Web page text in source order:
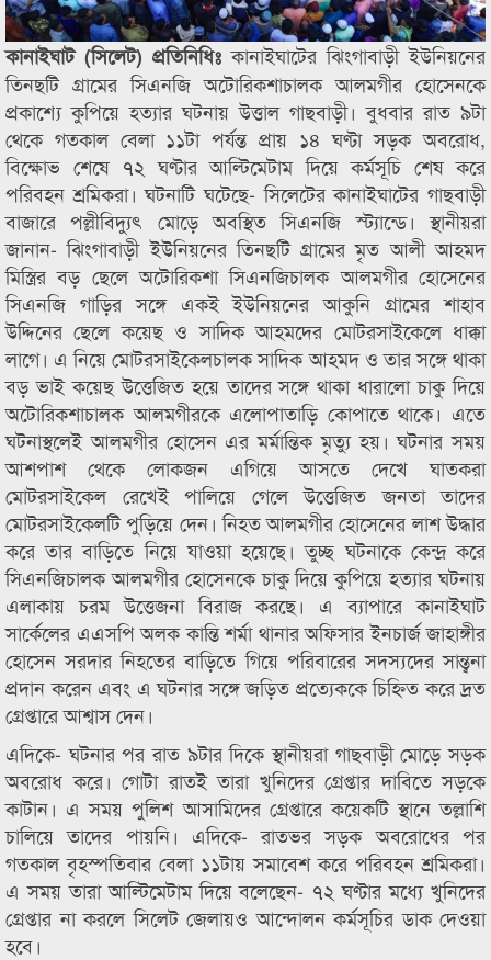
কানাইঘাট (সিলেট) প্রতিনিধিঃকানাইঘাটের ঝিংগাবাড়ী ইউনিয়নের
তিনছটি গ্রামের সিএনজি অটোরিকশাচালক আলমগীর হোসেনকে
প্রকাশ্যে কুপিয়ে হত্যার ঘটনায় উত্তাল গাছবাড়ী। বুধবার রাত ৯টা
থেকে গতকাল বেলা ১১টা পর্যন্ত প্রায় ১৪ ঘণ্টা সড়ক অবরোধ,
বিক্ষোভ শেষে ৭২ ঘণ্টার আল্টিমেটাম দিয়ে কর্মসূচি শেষ করে
পরিবহন শ্রমিকরা। ঘটনাটি ঘটেছে- সিলেটের কানাইঘাটের গাছবাড়ী
বাজারে পল্লীবিদ্যুৎ মোড়ে অবস্থিত সিএনজি স্ট্যান্ডে। স্থানীয়রা
জানান- ঝিংগাবাড়ী ইউনিয়নের তিনছটি গ্রামের মৃত আলী আহমদ
মিস্ত্রির বড় ছেলে অটোরিকশা সিএনজিচালক আলমগীর হোসেনের
সিএনজি গাড়ির সঙ্গে একই ইউনিয়নের আকুনি গ্রামের শাহাব
উদ্দিনের ছেলে কয়েছ ও সাদিক আহমদের মোটরসাইকেলে ধাক্কা
লাগে। এ নিয়ে মোটরসাইকেলচালক সাদিক আহমদ ও তার সঙ্গে থাকা
বড় ভাই কয়েছ উত্তেজিত হয়ে তাদের সঙ্গে থাকা ধারালো চাকু দিয়ে
অটোরিকশাচালক আলমগীরকে এলোপাতাড়ি কোপাতে থাকে। এতে
ঘটনাস্থলেই আলমগীর হোসেন এর মর্মান্তিক মৃত্যু হয়। ঘটনার সময়
আশপাশ থেকে লোকজন এগিয়ে আসতে দেখে ঘাতকরা
মোটরসাইকেল রেখেই পালিয়ে গেলে উত্তেজিত জনতা তাদের
মোটরসাইকেলটি পুড়িয়ে দেন। নিহত আলমগীর হোসেনের লাশ উদ্ধার
করে তার বাড়িতে নিয়ে যাওয়া হয়েছে। তুচ্ছ ঘটনাকে কেন্দ্র করে
সিএনজিচালক আলমগীর হোসেনকে চাকু দিয়ে কুপিয়ে হত্যার ঘটনায়
এলাকায় চরম উত্তেজনা বিরাজ করছে। এ ব্যাপারে কানাইঘাট
সার্কেলের এএসপি অলক কান্তি শর্মা থানার অফিসার ইনচার্জ জাহাঙ্গীর
হোসেন সরদার নিহতের বাড়িতে গিয়ে পরিবারের সদস্যদের সান্ত্বনা
প্রদান করেন এবং এ ঘটনার সঙ্গে জড়িত প্রত্যেককে চিহ্নিত করে দ্রত
গ্রেপ্তারে আশ্বাস দেন।
এদিকে- ঘটনার পর রাত ৯টার দিকে স্থানীয়রা গাছবাড়ী মোড়ে সড়ক
অবরোধ করে। গোটা রাতই তারা খুনিদের গ্রেপ্তার দাবিতে সড়কে
কাটান। এ সময় পুলিশ আসামিদের গ্রেপ্তারে কয়েকটি স্থানে তল্লাশি
চালিয়ে তাদের পায়নি। এদিকে- রাতভর সড়ক অবরোধের পর
গতকাল বৃহস্পতিবার বেলা ১১টায় সমাবেশ করে পরিবহন শ্রমিকরা।
এ সময় তারা আল্টিমেটাম দিয়ে বলেছেন- ৭২ ঘণ্টার মধ্যে খুনিদের
গ্রেপ্তার না করলে সিলেট জেলায়ও আন্দোলন কর্মসূচির ডাক দেওয়া
হবে।